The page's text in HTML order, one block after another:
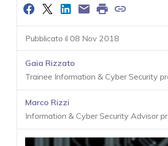
Pubblicato il 08 Nov 2018
Gaia Rizzato
Trainee Information & Cyber Security
Marco Rizzi
Information & Cyber Security Advisor